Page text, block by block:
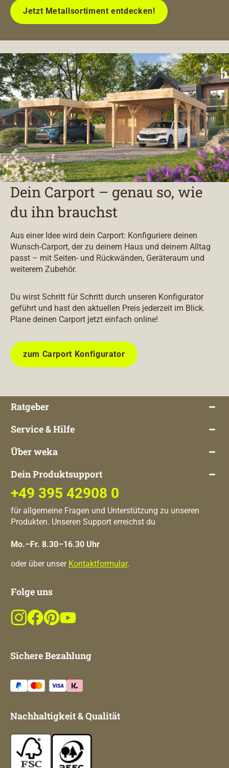
Jetzt Metallsortiment entdecken!
Dein Carport – genau so, wie
du ihn brauchst
Aus einer Idee wird dein Carport: Konfiguriere deinen
Wunsch-Carport, der zu deinem Haus und deinem Alltag
passt – mit Seiten- und Rückwänden, Geräteraum und
weiterem Zubehör.
Du wirst Schritt für Schritt durch unseren Konfigurator
geführt und hast den aktuellen Preis jederzeit im Blick.
Plane deinen Carport jetzt einfach online!
zum Carport Konfigurator
Ratgeber
Service & Hilfe
Über weka
Dein Produktsupport
+49 395 42908 0
für allgemeine Fragen und Unterstützung zu unseren
Produkten. Unseren Support erreichst du
Mo.–Fr. 8.30–16.30 Uhr
oder über unser Kontaktformular.
Folge uns
Sichere Bezahlung
Nachhaltigkeit & Qualität